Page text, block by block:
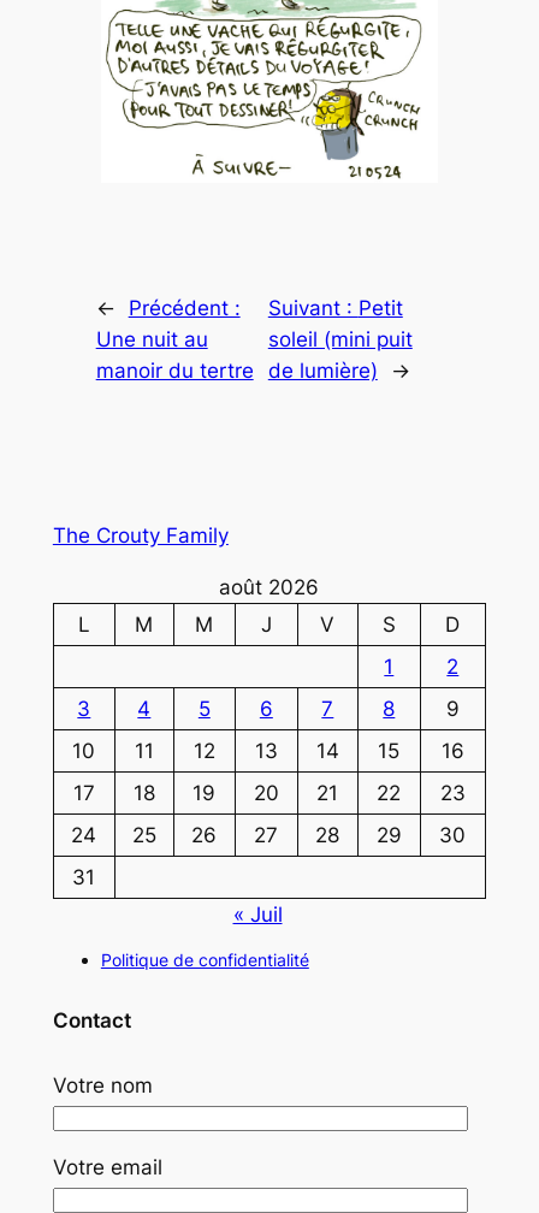
←
Précédent :
Une nuit au
manoir du tertre
Suivant : Petit
soleil (mini puit
de lumière)
→
The Crouty Family
août 2026
L
M M J V S
D
1
2
3
4 5 6 7 8
9
10
11 12 13 14 15
16
17
18 19 20 21 22
23
24
25 26 27 28 29
30
31
« Juil
Politique de confidentialité
Contact
Votre nom
Votre email